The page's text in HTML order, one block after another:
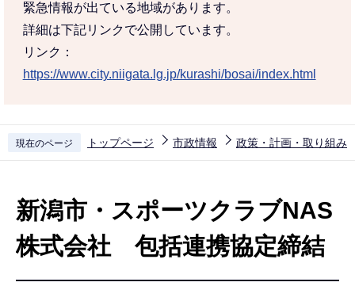
緊急情報が出ている地域があります。
詳細は下記リンクで公開しています。
リンク：
https://www.city.niigata.lg.jp/kurashi/bosai/index.html
現在のページ トップページ 市政情報 政策・計画・取り組み
新潟市・スポーツクラブNAS
株式会社 包括連携協定締結